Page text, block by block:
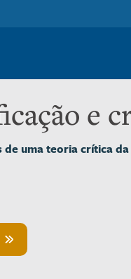
e
de uma teoria crítica